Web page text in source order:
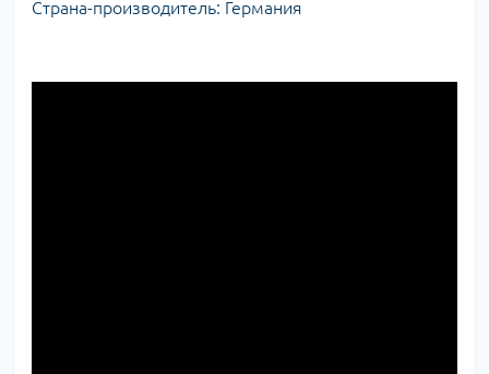
Страна-производитель: Германия